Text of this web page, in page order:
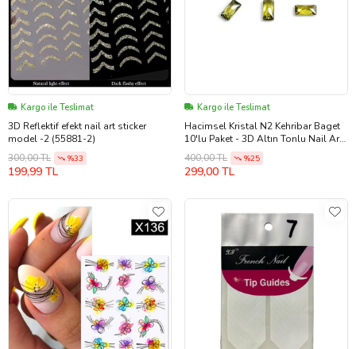
Kargo ile Teslimat
3D Reflektif efekt nail art sticker
model -2 (55881-2)
300,00 TL
%33
199,99 TL
Kargo ile Teslimat
Hacimsel Kristal N2 Kehribar Baget
10'lu Paket - 3D Altın Tonlu Nail Art
Taşı
400,00 TL %25
299,00 TL